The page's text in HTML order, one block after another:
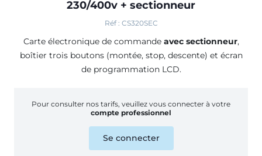
230/400v + sectionneur
Réf : CS320SEC
Carte électronique de commande avec sectionneur,
boîtier trois boutons (montée, stop, descente) et écran
de programmation LCD.
Pour consulter nos tarifs, veuillez vous connecter à votre
compte professionnel
Se connecter